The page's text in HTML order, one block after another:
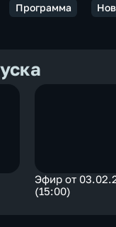
Программа
Эфир от
(15:00)